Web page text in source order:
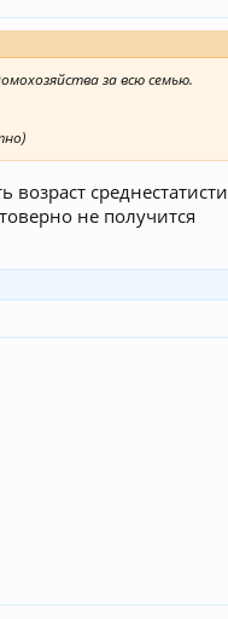
за всю семью.
не получится